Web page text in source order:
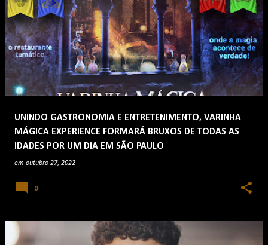
UNINDO GASTRONOMIA E ENTRETENIMENTO, VARINHA
MÁGICA EXPERIENCE FORMARÁ BRUXOS DE TODAS AS
IDADES POR UM DIA EM SÃO PAULO
em outubro 27, 2022
0